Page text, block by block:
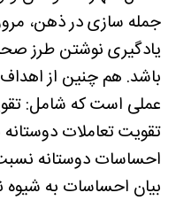
جمله سازی در ذهن،
یادگیری نوشتن طرز
باشد. هم چنین از
عملی است که شامل:
تقویت تعاملات
احساسات دوستانه
بیان احساسات به